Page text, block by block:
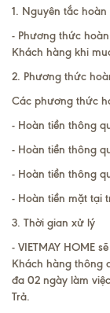
1. Nguyên tắc hoàn
- Phương thức
Khách hàng khi
2. Phương thức
Các phương thức
- Hoàn tiền thông
- Hoàn tiền thông
- Hoàn tiền thông
- Hoàn tiền mặt tại
3. Thời gian xử lý
- VIETMAY HOME
Khách hàng thông
đa 02 ngày làm
Trả.